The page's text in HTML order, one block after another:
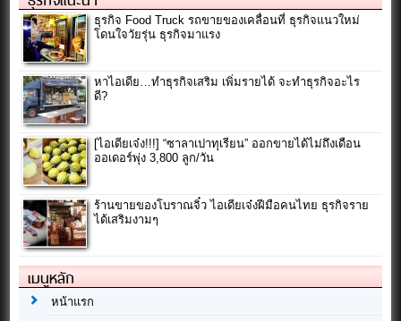
ธุรกิจ Food Truck รถขายของเคลื่อนที่ ธุรกิจแนวใหม่
โดนใจวัยรุ่น ธุรกิจมาแรง
หาไอเดีย…ทำธุรกิจเสริม เพิ่มรายได้ จะทำธุรกิจอะไร
ดี?
[ไอเดียเจ๋ง!!!] “ซาลาเปาทุเรียน” ออกขายได้ไม่ถึงเดือน
ออเดอร์พุ่ง 3,800 ลูก/วัน
ร้านขายของโบราณจิ๋ว ไอเดียเจ๋งฝีมือคนไทย ธุรกิจราย
ได้เสริมงามๆ
เมนูหลัก
หน้าแรก